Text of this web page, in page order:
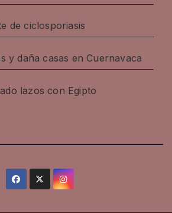
de ciclosporiasis
y daña casas en Cuernavaca
lazos con Egipto